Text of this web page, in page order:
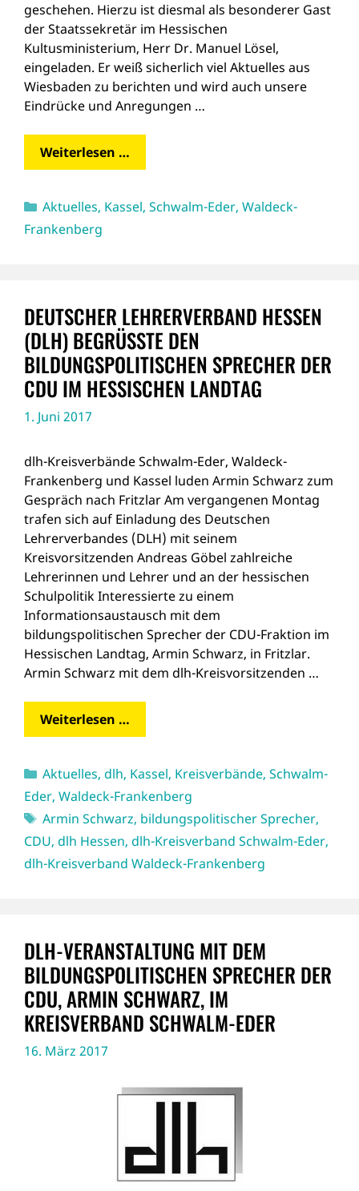
geschehen. Hierzu ist diesmal als besonderer Gast
der Staatssekretär im Hessischen
Kultusministerium, Herr Dr. Manuel Lösel,
eingeladen. Er weiß sicherlich viel Aktuelles aus
Wiesbaden zu berichten und wird auch unsere
Eindrücke und Anregungen …
Weiterlesen …
Kategorien
Aktuelles, Kassel, Schwalm-Eder, Waldeck-
Frankenberg
DEUTSCHER LEHRERVERBAND HESSEN
(DLH) BEGRÜSSTE DEN B
ILDUNGSPOLITISCHEN SPRECHER DER C
DU IM HESSISCHEN LANDTAG
1. Juni 2017
dlh-Kreisverbände Schwalm-Eder, Waldeck-
Frankenberg und Kassel luden Armin Schwarz zum
Gespräch nach Fritzlar Am vergangenen Montag
trafen sich auf Einladung des Deutschen
Lehrerverbandes (DLH) mit seinem
Kreisvorsitzenden Andreas Göbel zahlreiche
Lehrerinnen und Lehrer und an der hessischen
Schulpolitik Interessierte zu einem
Informationsaustausch mit dem
bildungspolitischen Sprecher der CDU-Fraktion im
Hessischen Landtag, Armin Schwarz, in Fritzlar.
Armin Schwarz mit dem dlh-Kreisvorsitzenden …
Weiterlesen …
Kategorien
Aktuelles, dlh, Kassel, Kreisverbände, Schwalm-
Eder, Waldeck-Frankenberg
Schlagwörter
Armin Schwarz, bildungspolitischer Sprecher,
CDU, dlh Hessen, dlh-Kreisverband Schwalm-Eder,
dlh-Kreisverband Waldeck-Frankenberg
DLH-VERANSTALTUNG MIT DEM
BILDUNGSPOLITISCHEN SPRECHER DER
CDU, ARMIN SCHWARZ, IM
KREISVERBAND SCHWALM-EDER
16. März 2017